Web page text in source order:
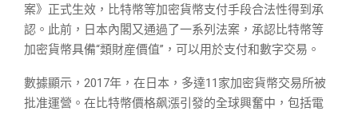
案》正式生效，比特幣等加密貨幣支付手段合法性得到承
認。此前，日本內閣又通過了一系列法案，承認比特幣等
加密貨幣具備“類財産價值”，可以用於支付和數字交易。
數據顯示，2017年，在日本，多達11家加密貨幣交易所被
批准運營。在比特幣價格飙漲引發的全球興奮中，包括電